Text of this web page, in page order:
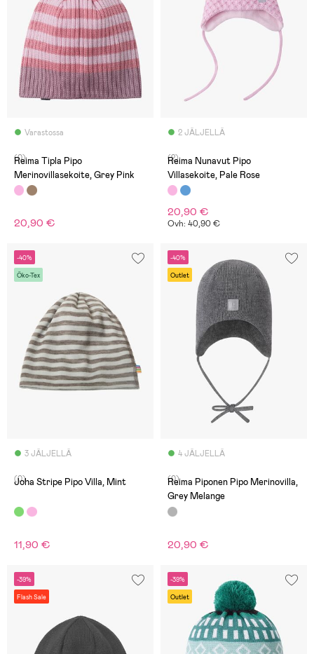
Varastossa
(0)
Reima Tipla Pipo
Merinovillasekoite, Grey Pink
20,90 €
2 JÄLJELLÄ
(2)
Reima Nunavut Pipo
Villasekoite, Pale Rose
20,90 €
Ovh: 40,90 €
-40%
Öko-Tex
3 JÄLJELLÄ
(0)
Joha Stripe Pipo Villa, Mint
11,90 €
-40%
Outlet
4 JÄLJELLÄ
(0)
Reima Piponen Pipo Merinovilla,
Grey Melange
20,90 €
-39%
Flash Sale
-39%
Outlet